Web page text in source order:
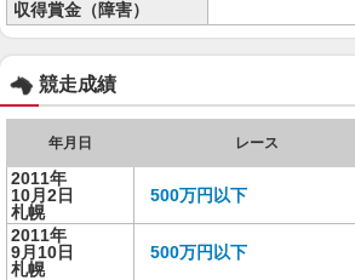
収得賞金（障害）
競走成績
年月日 レース
2011年
10月2日
札幌
500万円以下
2011年
9月10日
札幌
500万円以下